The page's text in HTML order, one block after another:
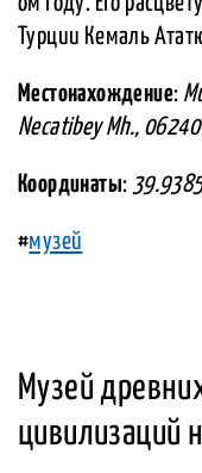
Турции Кемаль
Местонахождение:
Necatibey Mh.,
Координаты:
#музей
Музей
цивилизаций